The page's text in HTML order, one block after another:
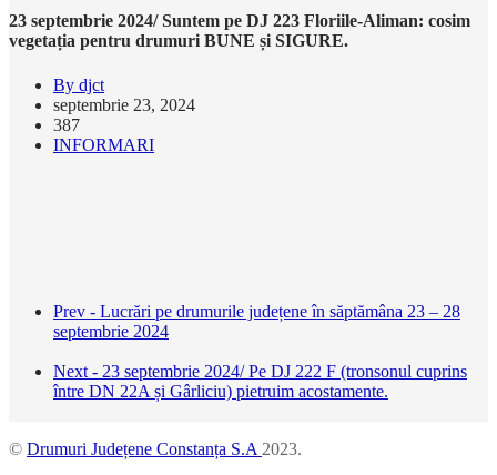
23 septembrie 2024/ Suntem pe DJ 223 Floriile-Aliman: cosim
vegetația pentru drumuri BUNE și SIGURE.
By djct
septembrie 23, 2024
387
INFORMARI
Prev - Lucrări pe drumurile județene în săptămâna 23 – 28
septembrie 2024
Next - 23 septembrie 2024/ Pe DJ 222 F (tronsonul cuprins
între DN 22A și Gârliciu) pietruim acostamente.
© Drumuri Județene Constanța S.A 2023.